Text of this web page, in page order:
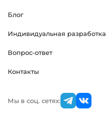
Блог
Индивидуальная разработка
Вопрос-ответ
Контакты
Мы в соц. сетях: